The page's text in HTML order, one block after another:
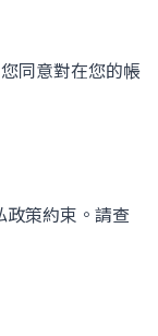
同意對在您的帳
策約束。請查